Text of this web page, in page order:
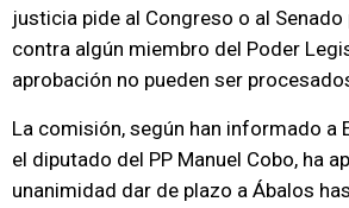
justicia pide al Congreso o al
contra algún miembro del Poder
aprobación no pueden ser
La comisión, según han informado a
el diputado del PP Manuel Cobo, ha
unanimidad dar de plazo a Ábalos